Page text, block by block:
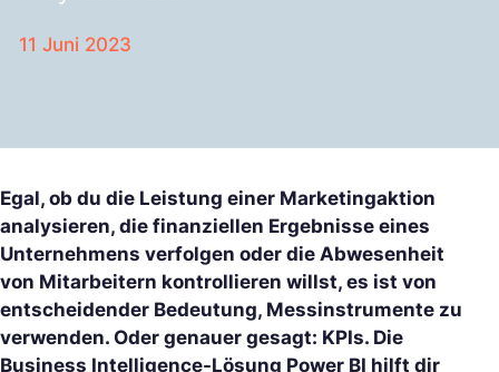
11 Juni 2023
Egal, ob du die Leistung einer Marketingaktion
analysieren, die finanziellen Ergebnisse eines
Unternehmens verfolgen oder die Abwesenheit
von Mitarbeitern kontrollieren willst, es ist von
entscheidender Bedeutung, Messinstrumente zu
verwenden. Oder genauer gesagt: KPIs. Die
Business Intelligence-Lösung Power BI hilft dir